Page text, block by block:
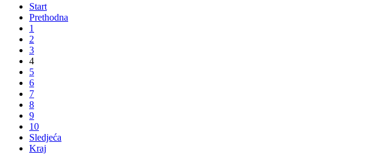
Start
Prethodna
1
2
3
4
5
6
7
8
9
10
Sledjeća
Kraj